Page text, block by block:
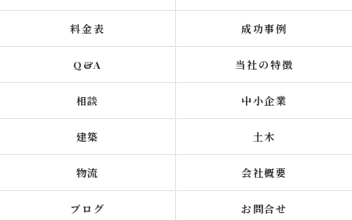
料金表 成功事例
Q&A 当社の特徴
相談 中小企業
建築 土木
物流 会社概要
ブログ お問合せ